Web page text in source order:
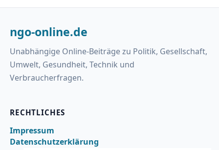
ngo-online.de
Unabhängige Online-Beiträge zu Politik, Gesellschaft,
Umwelt, Gesundheit, Technik und
Verbraucherfragen.
RECHTLICHES
Impressum
Datenschutzerklärung